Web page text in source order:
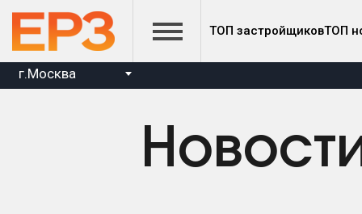
ТОП застройщиковТОП
г.Москва